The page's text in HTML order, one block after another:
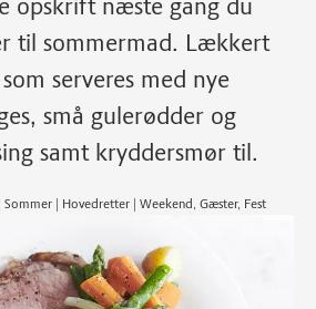
opskrift næste gang du
til sommermad. Lækkert
serveres med nye
små gulerødder og
samt kryddersmør til.
| Hovedretter | Weekend, Gæster, Fest